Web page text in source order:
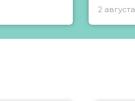
2 августа